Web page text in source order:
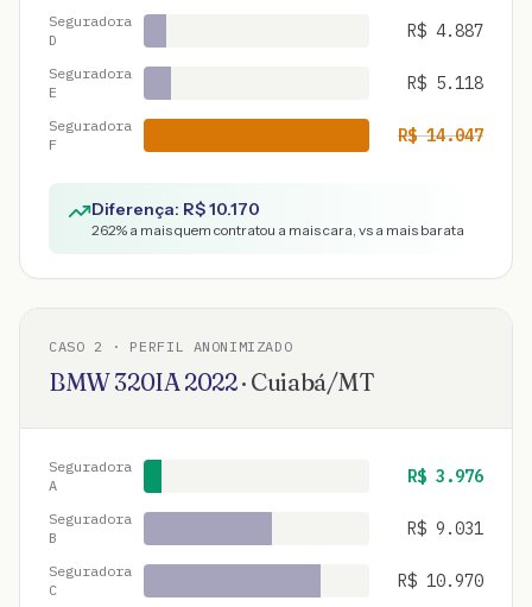
Seguradora
D
R$ 4.887
Seguradora
E
R$ 5.118
Seguradora
F
R$14.047
Diferença: R$10.170
262% a mais quem contratou a mais cara, vs a mais barata
CASO 2 · PERFIL ANONIMIZADO
BMW320IA2022· Cuiabá/MT
Seguradora
A
R$ 3.976
Seguradora
B
R$ 9.031
Seguradora
C
R$ 10.970